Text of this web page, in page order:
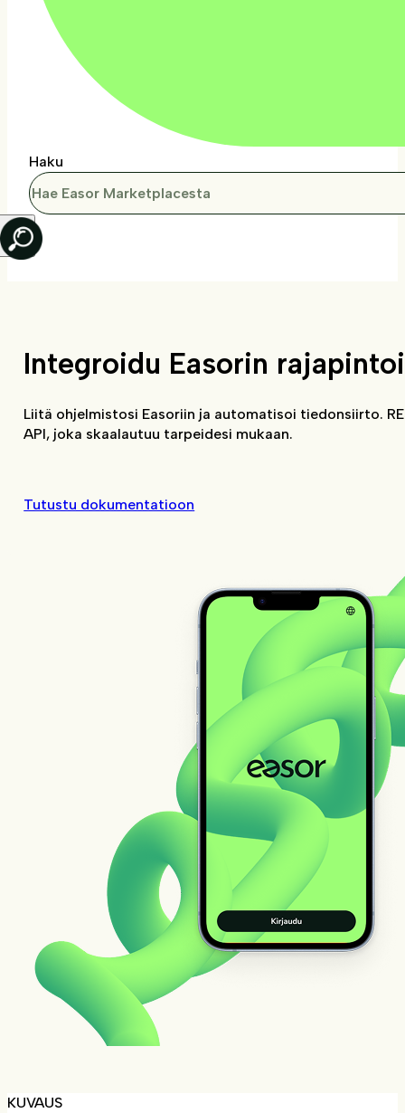
Haku
Integroidu Easorin
Liitä ohjelmistosi Easoriin ja automatisoi tiedonsiirto.
API, joka skaalautuu tarpeidesi mukaan.
Tutustu dokumentatioon
KUVAUS